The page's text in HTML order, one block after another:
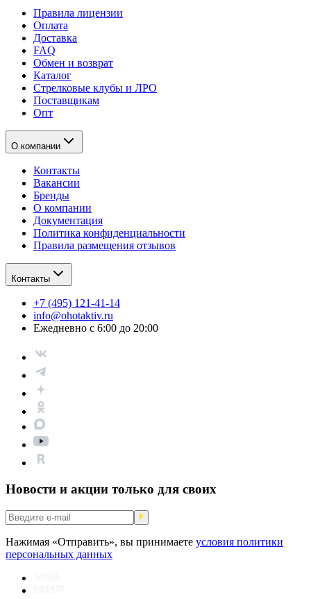
Правила лицензии
Оплата
Доставка
FAQ
Обмен и возврат
Каталог
Стрелковые клубы и ЛРО
Поставщикам
Опт
О компании
Контакты
Вакансии
Бренды
О компании
Документация
Политика конфиденциальности
Правила размещения отзывов
Контакты
+7 (495) 121-41-14
info@ohotaktiv.ru
Ежедневно с 6:00 до 20:00
Новости и акции только для своих
Нажимая «Отправить», вы принимаете условия политики
персональных данных